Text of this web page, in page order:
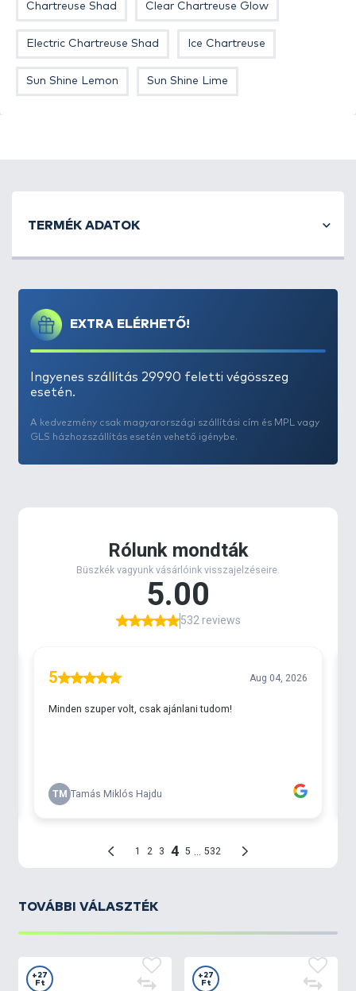
Egyedi anyagösszetétele és ízesítése, mely
valamint textúrába kevert sók a titka ezeknek a
Chartreuse Shad Clear Chartreuse Glow
Electric Chartreuse Shad Ice Chartreuse
Sun Shine Lemon Sun Shine Lime
EXTRA ELÉRHETŐ!
Ingyenes szállítás 29990 feletti végösszeg
esetén.
A kedvezmény csak magyarországi szállítási cím és MPL vagy
GLS házhozszállítás esetén vehető igénybe.
TOVÁBBI VÁLASZTÉK
+27
Ft
+27
Ft
TERMÉK ADATOK